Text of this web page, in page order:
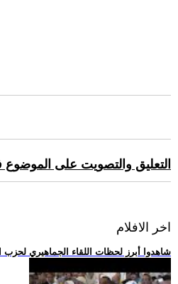
التعليق والتصويت على
اخر الافلام
.. شاهدوا أبرز لحظات اللقاء الجماهيري لحزب